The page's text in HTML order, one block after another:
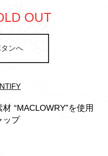
OUT
ンへ
“MACLOWRY”を使用
ップ